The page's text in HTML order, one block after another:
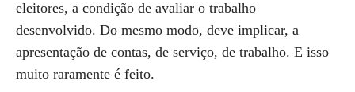
eleitores, a condição de avaliar o trabalho
desenvolvido. Do mesmo modo, deve implicar, a
apresentação de contas, de serviço, de trabalho. E isso
muito raramente é feito.